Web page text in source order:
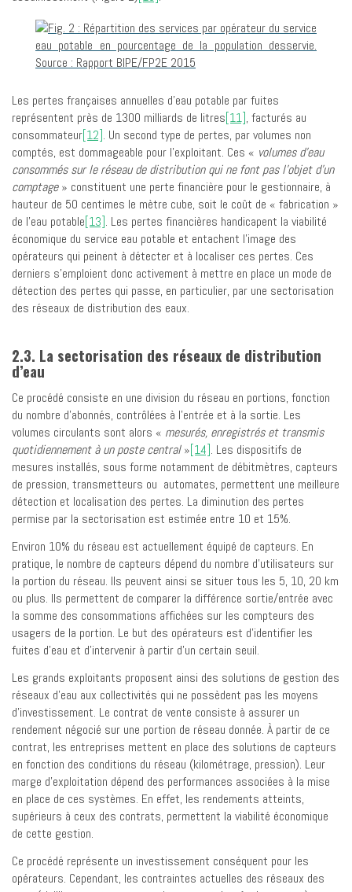
Les pertes françaises annuelles d’eau potable par fuites
représentent près de 1300 milliards de litres[11], facturés au
consommateur[12]. Un second type de pertes, par volumes non
comptés, est dommageable pour l’exploitant. Ces « volumes d’eau
consommés sur le réseau de distribution qui ne font pas l’objet d’un
comptage» constituent une perte financière pour le gestionnaire, à
hauteur de 50 centimes le mètre cube, soit le coût de « fabrication »
de l’eau potable[13]. Les pertes financières handicapent la viabilité
économique du service eau potable et entachent l’image des
opérateurs qui peinent à détecter et à localiser ces pertes. Ces
derniers s’emploient donc activement à mettre en place un mode de
détection des pertes qui passe, en particulier, par une sectorisation
des réseaux de distribution des eaux.
2.3. La sectorisation des réseaux de distribution
d’eau
Ce procédé consiste en une division du réseau en portions, fonction
du nombre d’abonnés, contrôlées à l’entrée et à la sortie. Les
volumes circulants sont alors « mesurés, enregistrés et transmis
quotidiennement à un poste central»[14]. Les dispositifs de
mesures installés, sous forme notamment de débitmètres, capteurs
de pression, transmetteurs ou automates, permettent une meilleure
détection et localisation des pertes. La diminution des pertes
permise par la sectorisation est estimée entre 10 et 15%.
Environ 10% du réseau est actuellement équipé de capteurs. En
pratique, le nombre de capteurs dépend du nombre d’utilisateurs sur
la portion du réseau. Ils peuvent ainsi se situer tous les 5, 10, 20 km
ou plus. Ils permettent de comparer la différence sortie/entrée avec
la somme des consommations affichées sur les compteurs des
usagers de la portion. Le but des opérateurs est d’identifier les
fuites d’eau et d’intervenir à partir d’un certain seuil.
Les grands exploitants proposent ainsi des solutions de gestion des
réseaux d’eau aux collectivités qui ne possèdent pas les moyens
d’investissement. Le contrat de vente consiste à assurer un
rendement négocié sur une portion de réseau donnée. À partir de ce
contrat, les entreprises mettent en place des solutions de capteurs
en fonction des conditions du réseau (kilométrage, pression). Leur
marge d’exploitation dépend des performances associées à la mise
en place de ces systèmes. En effet, les rendements atteints,
supérieurs à ceux des contrats, permettent la viabilité économique
de cette gestion.
Ce procédé représente un investissement conséquent pour les
opérateurs. Cependant, les contraintes actuelles des réseaux des